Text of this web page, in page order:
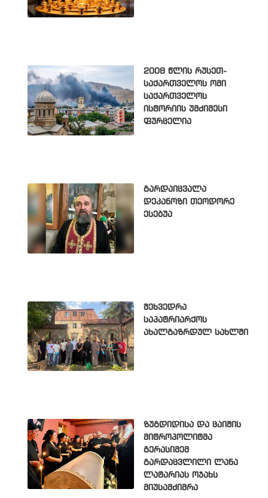
2008 წლის რუსეთ-
საქართველოს ომი
საქართველოს
ისტორიის უმძიმესი
ფურცელია
გარდაიცვალა
დეკანოზი თეოდორე
ესებუა
შეხვედრა
საპატრიარქოს
ახალგაზრდულ სახლში
ზუგდიდისა და ცაიშის
მიტროპოლიტმა
გერასიმემ
გარდაცვლილი ლანა
ლატარიას ოჯახს
მიუსამძიმრა